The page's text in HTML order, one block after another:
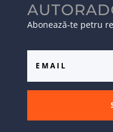
Abonează-te petru